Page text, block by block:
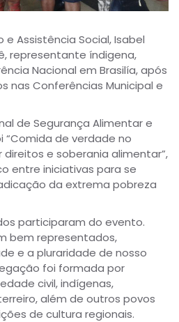
Assistência Social, Isabel
representante índigena,
Nacional em Brasilía, após
nas Conferências Municipal e
de Segurança Alimentar e
“Comida de verdade no
e soberania alimentar”,
entre iniciativas para se
da extrema pobreza
participaram do evento.
bem representados,
e a pluraridade de nosso
foi formada por
civil, indígenas,
além de outros povos
de cultura regionais.